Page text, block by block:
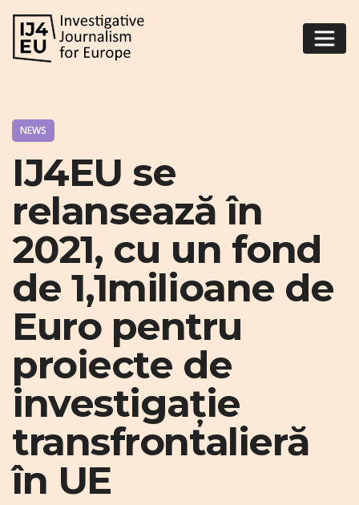
NEWS
IJ4EU se
relansează în
2021, cu un fond
de 1,1milioane de
Euro pentru
proiecte de
investigație
transfrontalieră
în UE